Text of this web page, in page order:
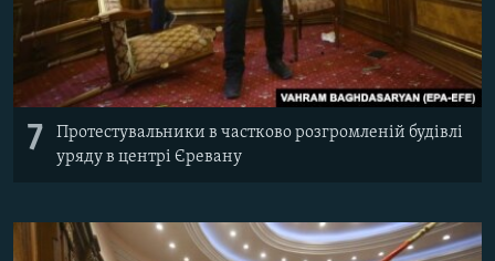
7
Протестувальники в частково розгромленій будівлі
уряду в центрі Єревану